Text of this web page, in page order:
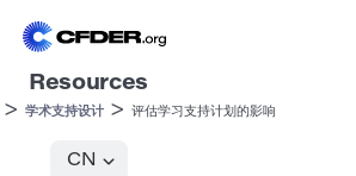
Resources
> 学术支持设计> 评估学习支持计划的影响
CN